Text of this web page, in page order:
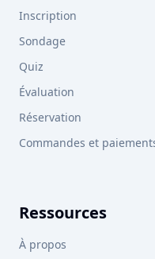
Inscription
Sondage
Quiz
Évaluation
Réservation
Commandes et
Ressources
À propos